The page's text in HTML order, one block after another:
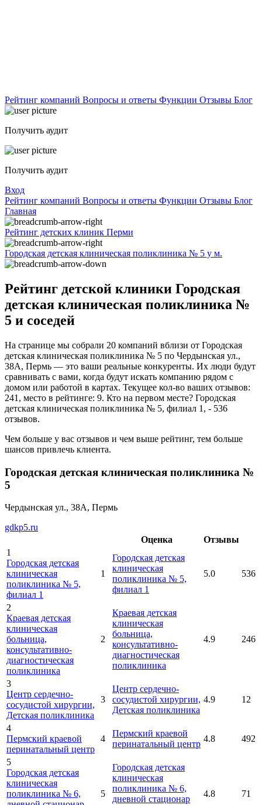
Рейтинг компаний Вопросы и ответы Функции Отзывы Блог
Получить аудит
Получить аудит
Вход
Рейтинг компаний Вопросы и ответы Функции Отзывы Блог
Главная
Рейтинг детских клиник Перми
Городская детская клиническая поликлиника № 5 у м.
Рейтинг детской клиники Городская
детская клиническая поликлиника №
5 и соседей
На странице мы собрали 20 компаний вблизи от Городская
детская клиническая поликлиника № 5 по Чердынская ул.,
38А, Пермь — это ваши реальные конкуренты. Их люди будут
сравнивать с вами, когда будут искать компанию рядом с
домом или работой в картах. Текущее кол-во ваших отзывов:
241, место в рейтинге: 9. Кто на первом месте? Городская
детская клиническая поликлиника № 5, филиал 1, - 536
отзывов.
Чем больше у вас отзывов и чем выше рейтинг, тем больше
шансов привлечь клиента.
Городская детская клиническая поликлиника №
5
Чердынская ул., 38А, Пермь
gdkp5.ru
Оценка
Отзывы
1
Городская детская
клиническая
поликлиника № 5,
филиал 1
1
Городская детская
клиническая
поликлиника № 5,
филиал 1
5.0 536
2
Краевая детская
клиническая
больница,
консультативно-
диагностическая
поликлиника
2
Краевая детская
клиническая
больница,
консультативно-
диагностическая
поликлиника
4.9 246
3
Центр сердечно-
сосудистой хирургии,
Детская поликлиника
3
Центр сердечно-
сосудистой хирургии,
Детская поликлиника
4.9 12
4
Пермский краевой
перинатальный центр
4
Пермский краевой
перинатальный центр
4.8 492
5
Городская детская
клиническая
поликлиника № 6,
5
Городская детская
клиническая
поликлиника № 6,
дневной стационар
4.8 71